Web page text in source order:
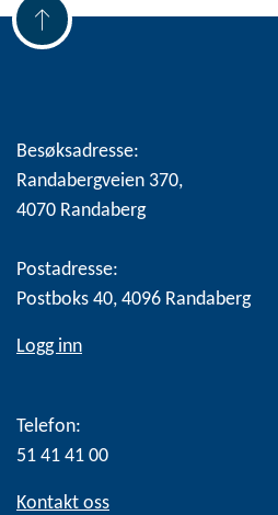
Besøksadresse:
Randabergveien 370,
4070 Randaberg
Postadresse:
Postboks 40, 4096 Randaberg
Logg inn
Telefon:
51 41 41 00
Kontakt oss